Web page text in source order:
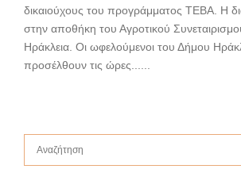
δικαιούχους του προγράμματος ΤΕΒΑ. Η
στην αποθήκη του Αγροτικού
Ηράκλεια. Οι ωφελούμενοι του Δήμου
προσέλθουν τις ώρες......